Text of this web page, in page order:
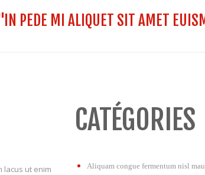
PEDE MI ALIQUET SIT AMET
lacus ut enim
CATÉGORIES
Aliquam congue fermentum nisl